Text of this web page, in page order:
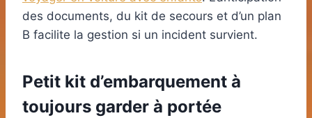
des documents, du kit de secours et d’un plan
B facilite la gestion si un incident survient.
Petit kit d’embarquement à
toujours garder à portée